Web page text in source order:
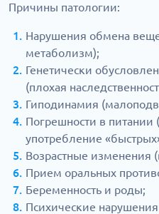
Причины патологии:
Нарушения обмена
метаболизм);
Генетически
(плохая
Гиподинамия
Погрешности в питании
употребление
Возрастные изменения
Прием оральных
Беременность и роды;
Психические